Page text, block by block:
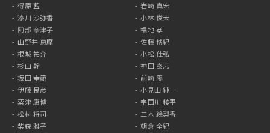
得原 藍
岩崎 真宏
漆川 沙弥香
小林 俊夫
阿部 奈津子
福地 孝
山野井 恵摩
佐藤 博紀
根城 祐介
小松 佳弘
杉山 幹
神田 泰志
坂田 幸範
前崎 陽
伊藤 良彦
小見山 純一
粟津 康博
宇田川 稜平
松村 将司
三木 絵梨香
柴森 雅子
朝倉 全紀